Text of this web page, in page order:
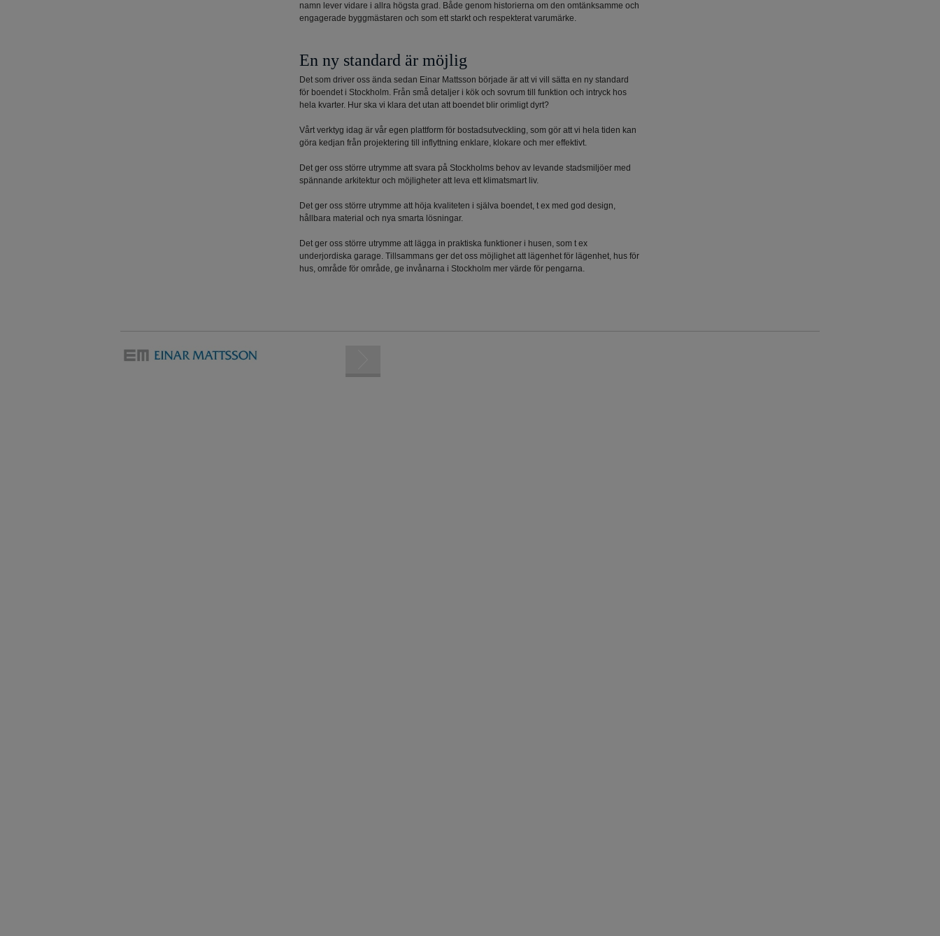
namn lever vidare i allra högsta grad. Både genom historierna om den omtänksamme och
engagerade byggmästaren och som ett starkt och respekterat varumärke.
En ny standard är möjlig
Det som driver oss ända sedan Einar Mattsson började är att vi vill sätta en ny standard
för boendet i Stockholm. Från små detaljer i kök och sovrum till funktion och intryck hos
hela kvarter. Hur ska vi klara det utan att boendet blir orimligt dyrt?
Vårt verktyg idag är vår egen plattform för bostadsutveckling, som gör att vi hela tiden kan
göra kedjan från projektering till inflyttning enklare, klokare och mer effektivt.
Det ger oss större utrymme att svara på Stockholms behov av levande stadsmiljöer med
spännande arkitektur och möjligheter att leva ett klimatsmart liv.
Det ger oss större utrymme att höja kvaliteten i själva boendet, t ex med god design,
hållbara material och nya smarta lösningar.
Det ger oss större utrymme att lägga in praktiska funktioner i husen, som t ex
underjordiska garage. Tillsammans ger det oss möjlighet att lägenhet för lägenhet, hus för
hus, område för område, ge invånarna i Stockholm mer värde för pengarna.